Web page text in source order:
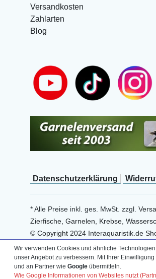
Versandkosten
Zahlarten
Blog
Daten­schutz­erklärung
* Alle Preise inkl. ges. MwSt. zzgl.
Zierfische, Garnelen, Krebse,
© Copyright 2024 Interaquaristik.de
Wir verwenden Cookies und ähnliche
unser Angebot zu verbessern. Mit Ihrer
und an Partner wie Google übermitteln.
Wie Google Informationen von Websites nutzt